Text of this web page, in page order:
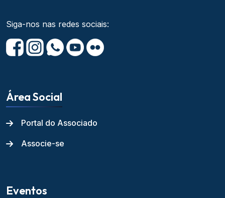
Siga-nos nas redes sociais:
Área Social
Portal do Associado
Associe-se
Eventos